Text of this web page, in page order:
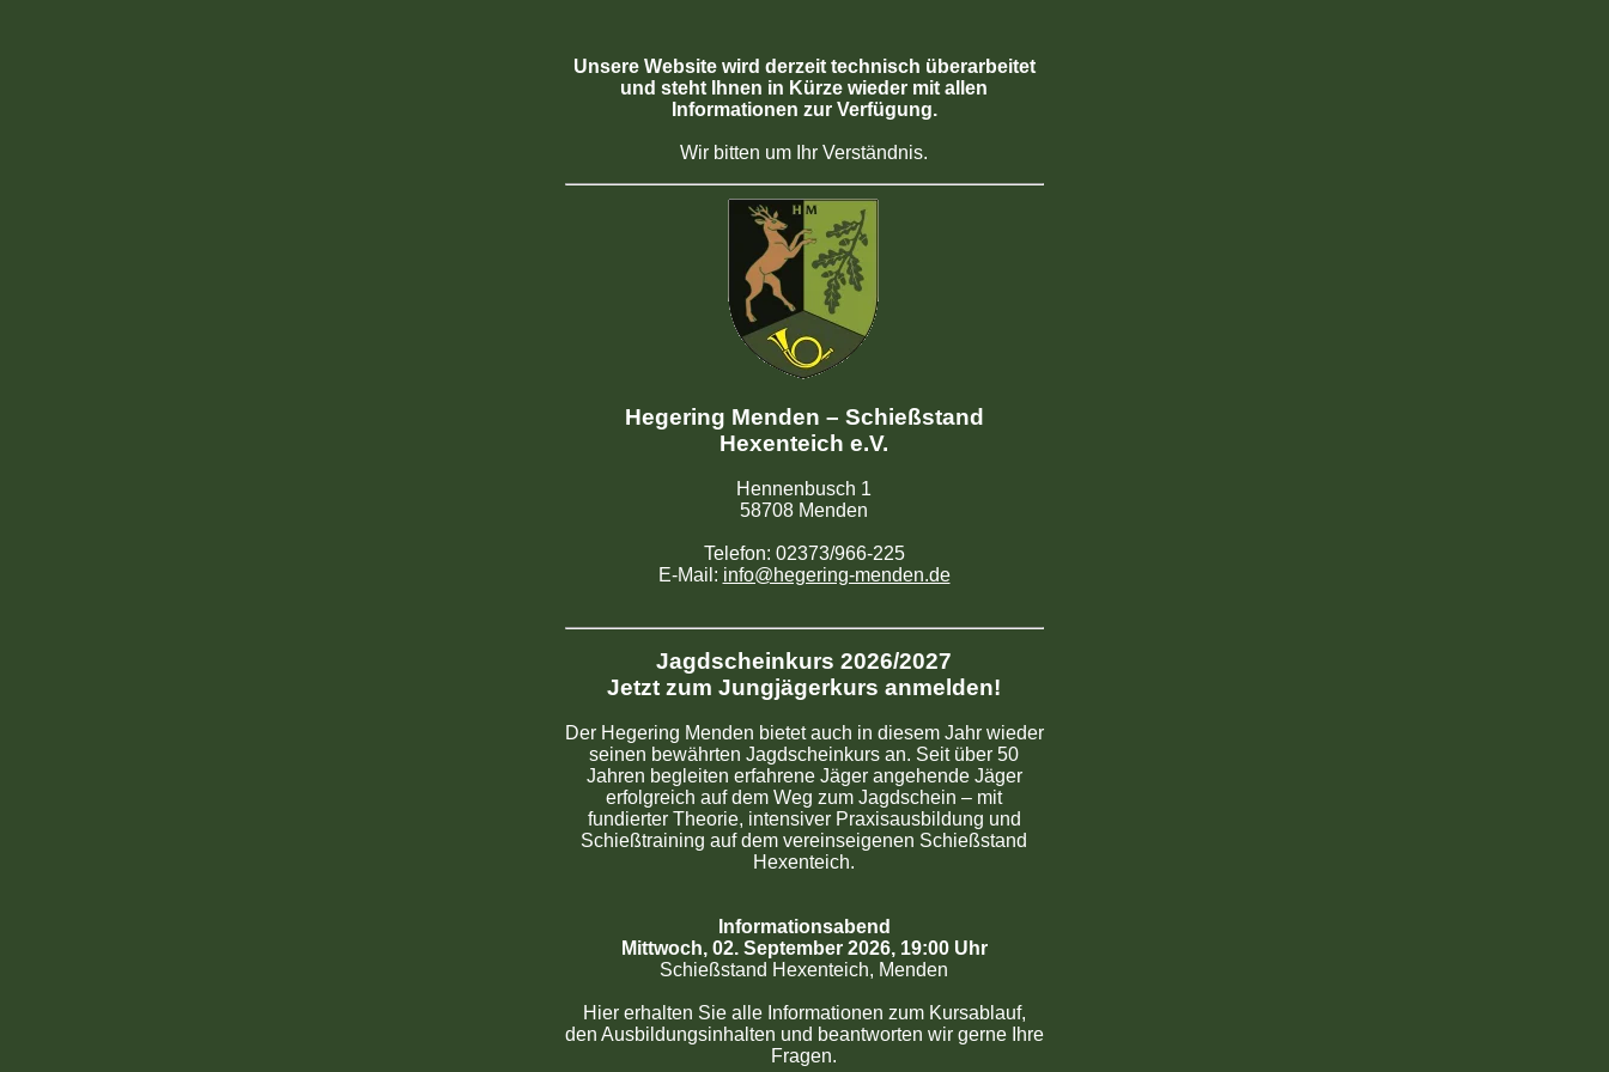
Unsere Website wird derzeit technisch überarbeitet
und steht Ihnen in Kürze wieder mit allen
Informationen zur Verfügung.
Wir bitten um Ihr Verständnis.
Hegering Menden – Schießstand
Hexenteich e.V.
Hennenbusch 1
58708 Menden
Telefon: 02373/966-225
E-Mail: info@hegering-menden.de
Jagdscheinkurs 2026/2027
Jetzt zum Jungjägerkurs anmelden!
Der Hegering Menden bietet auch in diesem Jahr wieder
seinen bewährten Jagdscheinkurs an. Seit über 50
Jahren begleiten erfahrene Jäger angehende Jäger
erfolgreich auf dem Weg zum Jagdschein – mit
fundierter Theorie, intensiver Praxisausbildung und
Schießtraining auf dem vereinseigenen Schießstand
Hexenteich.
Informationsabend
Mittwoch, 02. September 2026, 19:00 Uhr
Schießstand Hexenteich, Menden
Hier erhalten Sie alle Informationen zum Kursablauf,
den Ausbildungsinhalten und beantworten wir gerne Ihre
Fragen.